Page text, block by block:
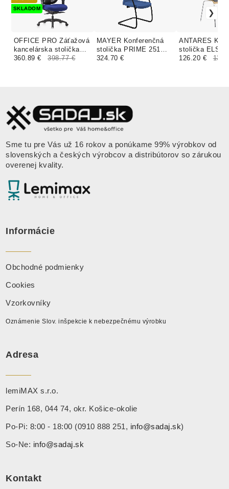
OFFICE PRO Záťažová
kancelárska stolička
NATUS Q24 modrá
SKLADOM
360.89 € 398.77 €
MAYER Konferenčná
stolička PRIME 251
252 253 S W čalúnenie
324.70 €
ANTARES
stolička ELSI
UPH čalúnenie
126.20 €
Sme tu pre Vás už 16 rokov a ponúkame 99% výrobkov od
slovenských a českých výrobcov a distribútorov so zárukou
overenej kvality.
Informácie
Obchodné podmienky
Cookies
Vzorkovníky
Oznámenie Slov. inšpekcie k nebezpečnému výrobku
Adresa
lemiMAX s.r.o.
Perín 168, 044 74, okr. Košice-okolie
Po-Pi: 8:00 - 18:00 (0910 888 251, info@sadaj.sk)
So-Ne: info@sadaj.sk
Kontakt